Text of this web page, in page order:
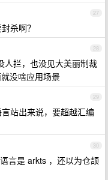
27
杀啊？
28
人拦，也没见大美丽制裁
没啥应用场景
29
站出来说，要超越汇编
30
言是 arkts ，还以为仓颉